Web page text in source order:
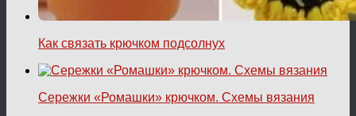
Как связать крючком подсолнух
Сережки «Ромашки» крючком. Схемы вязания